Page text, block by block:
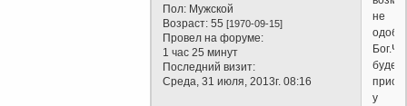
Пол: Мужской
Возраст: 55[1970-09-15]
Провел на форуме:
1 час 25 минут
Последний визит:
Среда, 31 июля, 2013г. 08:16
не
будет
у